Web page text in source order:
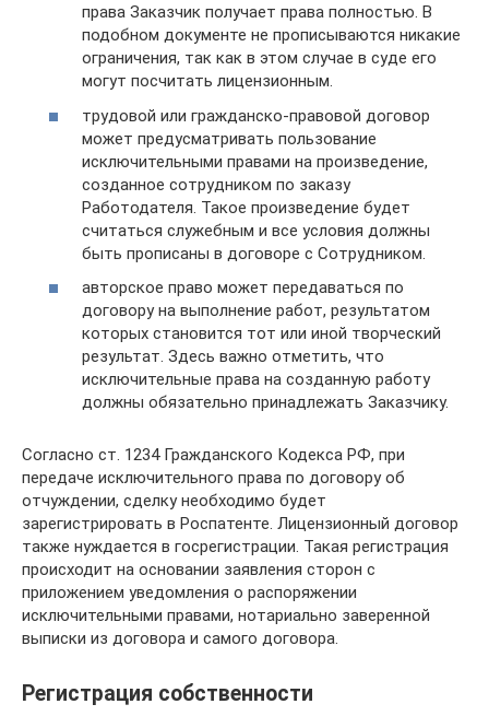
права Заказчик получает права полностью. В
подобном документе не прописываются никакие
ограничения, так как в этом случае в суде его
могут посчитать лицензионным.
трудовой или гражданско-правовой договор
может предусматривать пользование
исключительными правами на произведение,
созданное сотрудником по заказу
Работодателя. Такое произведение будет
считаться служебным и все условия должны
быть прописаны в договоре с Сотрудником.
авторское право может передаваться по
договору на выполнение работ, результатом
которых становится тот или иной творческий
результат. Здесь важно отметить, что
исключительные права на созданную работу
должны обязательно принадлежать Заказчику.
Согласно ст. 1234 Гражданского Кодекса РФ, при
передаче исключительного права по договору об
отчуждении, сделку необходимо будет
зарегистрировать в Роспатенте. Лицензионный договор
также нуждается в госрегистрации. Такая регистрация
происходит на основании заявления сторон с
приложением уведомления о распоряжении
исключительными правами, нотариально заверенной
выписки из договора и самого договора.
Регистрация собственности